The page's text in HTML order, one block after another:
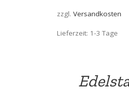
zzgl. Versandkosten
Lieferzeit: 1-3 Tage